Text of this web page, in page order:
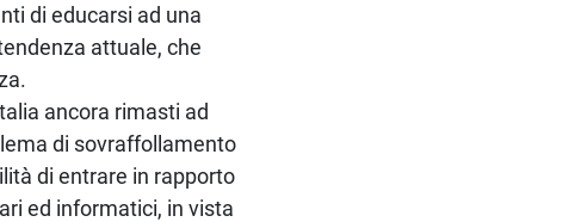
di educarsi ad una
attuale, che
ancora rimasti ad
di sovraffollamento
di entrare in rapporto
ed informatici, in vista